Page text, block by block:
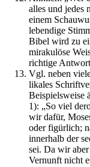
alles und jedes
einem
lebendige
Bibel wird zu
mirakulöse
richtige
Vgl. neben
likales
Beispielsweise
1): „So viel
wir dafür,
oder figürlich;
innerhalb der
sei. Da wir
Vernunft nicht